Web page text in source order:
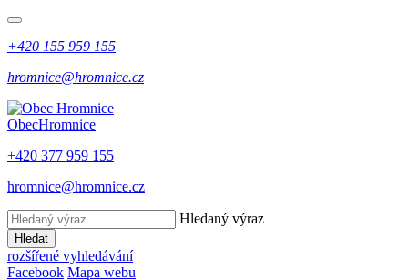
+420 155 959 155
hromnice@hromnice.cz
ObecHromnice
+420 377 959 155
hromnice@hromnice.cz
Hledaný výraz
Hledat
rozšířené vyhledávání
Facebook Mapa webu